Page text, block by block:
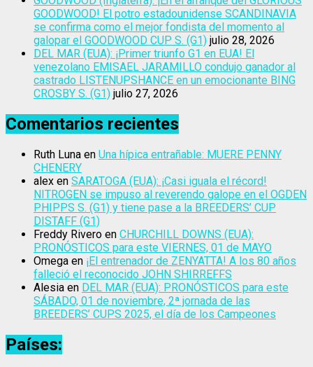
GOODWOOD! El potro estadounidense SCANDINAVIA
se confirma como el mejor fondista del momento al
galopar el GOODWOOD CUP S. (G1) julio 28, 2026
DEL MAR (EUA): ¡Primer triunfo G1 en EUA! El
venezolano EMISAEL JARAMILLO condujo ganador al
castrado LISTENUPSHANCE en un emocionante BING
CROSBY S. (G1) julio 27, 2026
Comentarios recientes
Ruth Luna en Una hípica entrañable: MUERE PENNY
CHENERY
alex en SARATOGA (EUA): ¡Casi iguala el récord!
NITROGEN se impuso al reverendo galope en el OGDEN
PHIPPS S. (G1) y tiene pase a la BREEDERS’ CUP
DISTAFF (G1)
Freddy Rivero en CHURCHILL DOWNS (EUA):
PRONÓSTICOS para este VIERNES, 01 de MAYO
Omega en ¡El entrenador de ZENYATTA! A los 80 años
falleció el reconocido JOHN SHIRREFFS
Alesia en DEL MAR (EUA): PRONÓSTICOS para este
SÁBADO, 01 de noviembre, 2ª jornada de las
BREEDERS’ CUPS 2025, el día de los Campeones
Países: